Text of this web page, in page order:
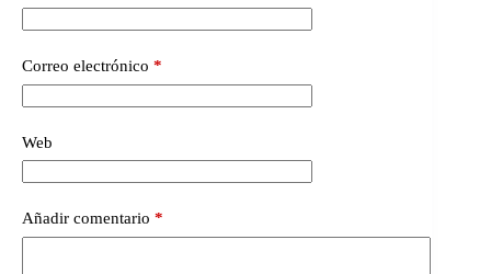
Correo electrónico *
Web
Añadir comentario *